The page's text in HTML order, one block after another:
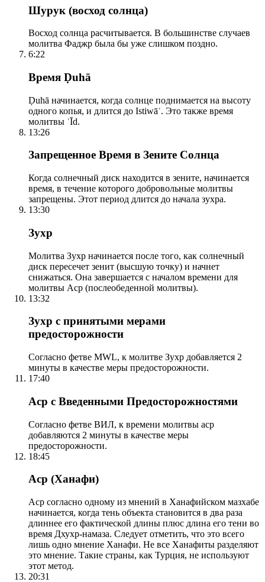
Шурук (восход солнца)
Восход солнца расчитывается. В большинстве случаев
молитва Фаджр была бы уже слишком поздно.
6:22
Время Ḍuhā
Ḍuhā начинается, когда солнце поднимается на высоту
одного копья, и длится до Istiwāʾ. Это также время
молитвы ʿĪd.
13:26
Запрещенное Время в Зените Солнца
Когда солнечный диск находится в зените, начинается
время, в течение которого добровольные молитвы
запрещены. Этот период длится до начала зухра.
13:30
Зухр
Молитва Зухр начинается после того, как солнечный
диск пересечет зенит (высшую точку) и начнет
снижаться. Она завершается с началом времени для
молитвы Аср (послеобеденной молитвы).
13:32
Зухр с принятыми мерами
предосторожности
Согласно фетве MWL, к молитве Зухр добавляется 2
минуты в качестве меры предосторожности.
17:40
Аср с Введенными Предосторожностями
Согласно фетве ВИЛ, к времени молитвы аср
добавляются 2 минуты в качестве меры
предосторожности.
18:45
Аср (Ханафи)
Аср согласно одному из мнений в Ханафийском мазхабе
начинается, когда тень объекта становится в два раза
длиннее его фактической длины плюс длина его тени во
время Дхухр-намаза. Следует отметить, что это всего
лишь одно мнение Ханафи. Не все Ханафиты разделяют
это мнение. Такие страны, как Турция, не используют
этот метод.
20:31